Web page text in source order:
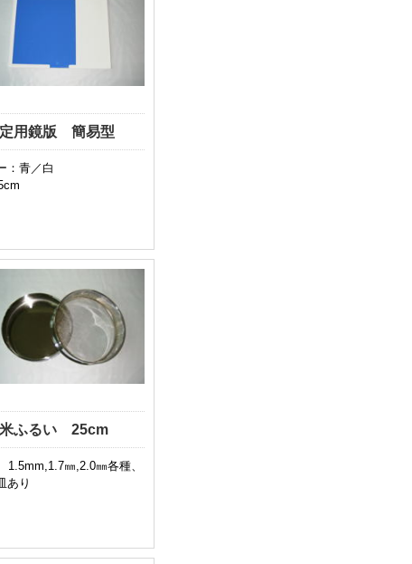
用鏡版 簡易型
：青／白
ふるい 25cm
㎜,2.0㎜各種、
あり